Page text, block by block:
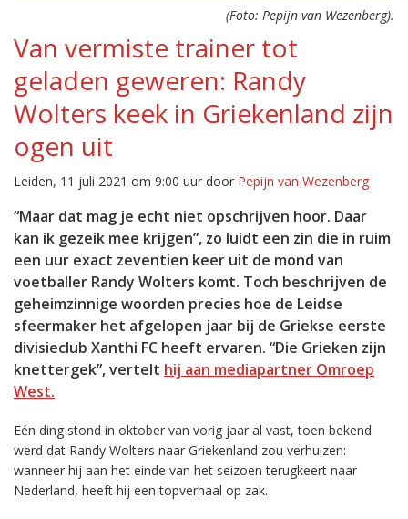
(Foto: Pepijn van Wezenberg).
Van vermiste trainer tot
geladen geweren: Randy
Wolters keek in Griekenland zijn
ogen uit
Leiden, 11 juli 2021 om 9:00 uur door Pepijn van Wezenberg
“Maar dat mag je echt niet opschrijven hoor. Daar
kan ik gezeik mee krijgen”, zo luidt een zin die in ruim
een uur exact zeventien keer uit de mond van
voetballer Randy Wolters komt. Toch beschrijven de
geheimzinnige woorden precies hoe de Leidse
sfeermaker het afgelopen jaar bij de Griekse eerste
divisieclub Xanthi FC heeft ervaren. “Die Grieken zijn
knettergek”, vertelt hij aan mediapartner Omroep
West.
Eén ding stond in oktober van vorig jaar al vast, toen bekend
werd dat Randy Wolters naar Griekenland zou verhuizen:
wanneer hij aan het einde van het seizoen terugkeert naar
Nederland, heeft hij een topverhaal op zak.